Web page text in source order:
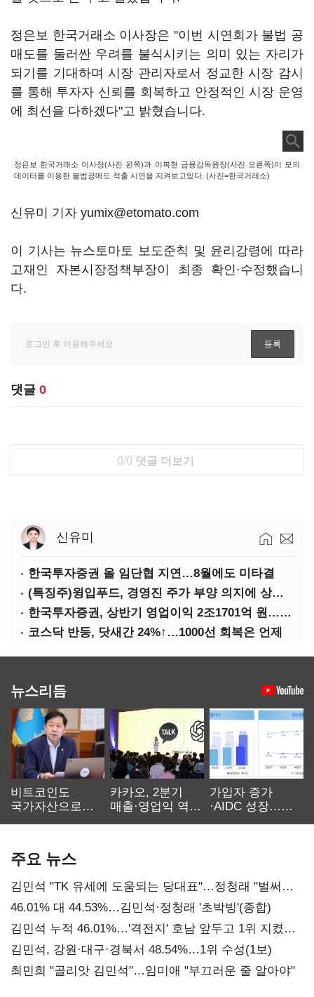
정은보 한국거래소 이사장은 "이번 시연회가 불법 공
매도를 둘러싼 우려를 불식시키는 의미 있는 자리가
되기를 기대하며 시장 관리자로서 정교한 시장 감시
를 통해 투자자 신뢰를 회복하고 안정적인 시장 운영
에 최선을 다하겠다"고 밝혔습니다.
정은보 한국거래소 이사장(사진 왼쪽)과 이복현 금융감독원장(사진 오른쪽)이 모의
데이터를 이용한 불법공매도 적출 시연을 지켜보고있다. (사진=한국거래소)
신유미 기자 yumix@etomato.com
이 기사는 뉴스토마토 보도준칙 및 윤리강령에 따라
고재인 자본시장정책부장이 최종 확인·수정했습니
다.
댓글 0
0/0 댓글 더보기
신유미
한국투자증권 올 임단협 지연…8월에도 미타결
(특징주)윙입푸드, 경영진 주가 부양 의지에 상한가
한국투자증권, 상반기 영업이익 2조1701억 원… 전년비 89.1%↑
코스닥 반등, 닷새간 24%↑…1000선 회복은 언제
뉴스리듬
비트코인도
국가자산으로…'
카카오, 2분기
매출·영업익 역대
가입자 증가
·AIDC 성장…
주요 뉴스
김민석 "TK 유세에 도움되는 당대표"…정청래 "벌써
대표된 양 당직 배분"
46.01% 대 44.53%…김민석·정청래 '초박빙'(종합)
김민석 누적 46.01%…'격전지' 호남 앞두고 1위 지켰다
(2보)
김민석, 강원·대구·경북서 48.54%…1위 수성(1보)
최민희 "골리앗 김민석"…임미애 "부끄러운 줄 알아야"